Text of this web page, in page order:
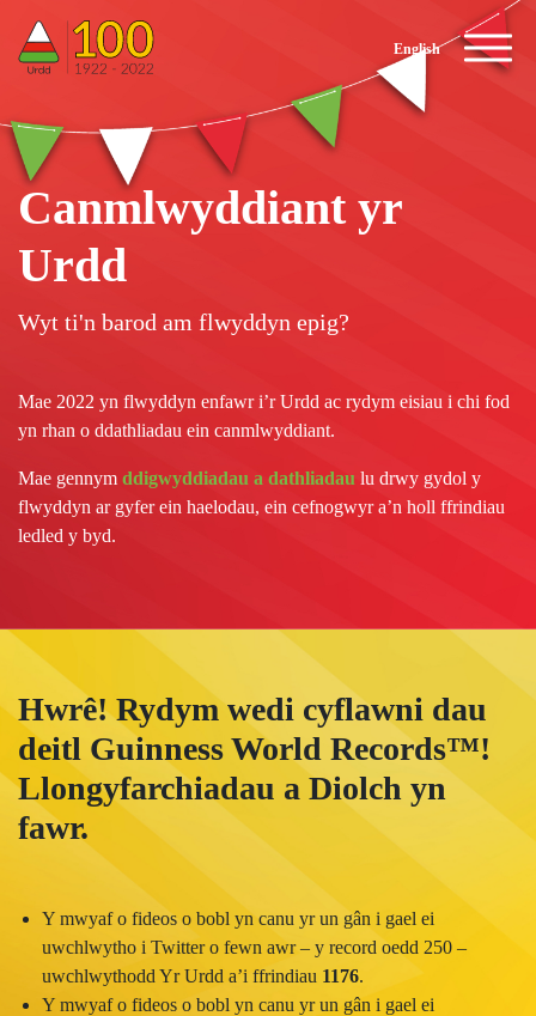
Urdd 100th Anniversary
English
Canmlwyddiant yr
Urdd
Wyt ti'n barod am flwyddyn epig?
Mae 2022 yn flwyddyn enfawr i’r Urdd ac rydym eisiau i chi fod
yn rhan o ddathliadau ein canmlwyddiant.
Mae gennym ddigwyddiadau a dathliadau lu drwy gydol y
flwyddyn ar gyfer ein haelodau, ein cefnogwyr a’n holl ffrindiau
ledled y byd.
Hwrê! Rydym wedi cyflawni dau
deitl Guinness World Records™!
Llongyfarchiadau a Diolch yn
fawr.
Y mwyaf o fideos o bobl yn canu yr un gân i gael ei
uwchlwytho i Twitter o fewn awr – y record oedd 250 –
uwchlwythodd Yr Urdd a’i ffrindiau 1176.
Y mwyaf o fideos o bobl yn canu yr un gân i gael ei